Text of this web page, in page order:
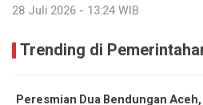
28 Juli 2026 - 13:24 WIB
Trending di
Peresmian Dua Bendungan